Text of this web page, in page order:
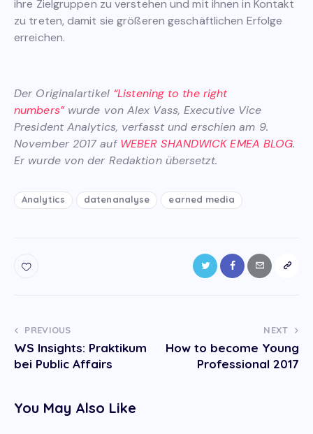
ihre Zielgruppen zu verstehen und mit ihnen in Kontakt
zu treten, damit sie größeren geschäftlichen Erfolge
erreichen.
Der Originalartikel “Listening to the right
numbers”wurde von Alex Vass, Executive Vice
President Analytics, verfasst und erschien am 9.
November 2017 auf WEBER SHANDWICK EMEA BLOG.
Er wurde von der Redaktion übersetzt.
Analytics datenanalyse earned media
Post
navigation
PREVIOUS
WS Insights: Praktikum
bei Public Affairs
NEXT
How to become Young
Professional 2017
You May Also Like